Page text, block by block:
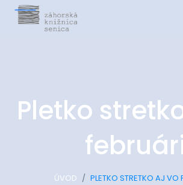
Pletko
ÚVOD PLETKO STRETKO AJ VO